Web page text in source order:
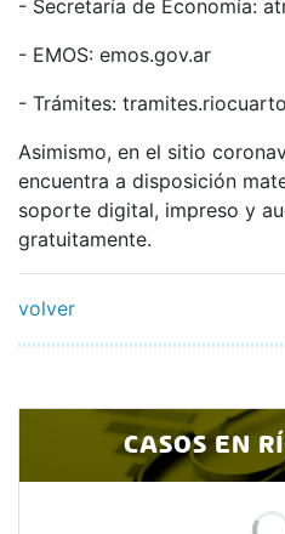
- Secretaría de Economía:
- EMOS: emos.gov.ar
- Trámites:
Asimismo, en el sitio
encuentra a disposición
soporte digital, impreso y
gratuitamente.
volver
CASOS EN